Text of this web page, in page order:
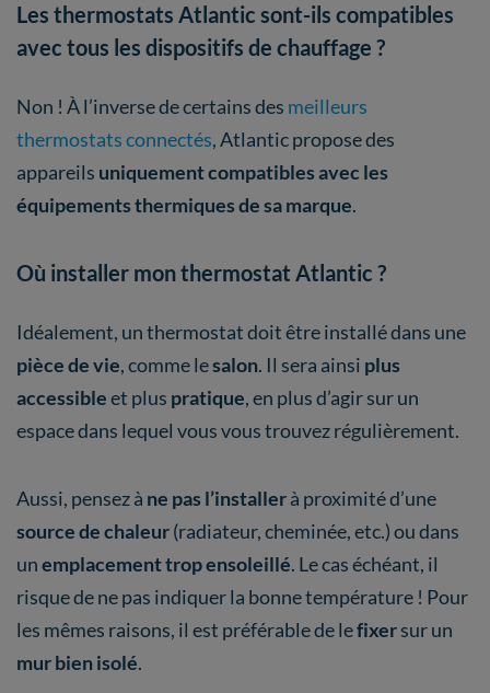
Les thermostats Atlantic sont-ils compatibles
avec tous les dispositifs de chauffage ?
Non ! À l’inverse de certains des meilleurs
thermostats connectés, Atlantic propose des
appareils uniquement compatibles avec les
équipements thermiques de sa marque.
Où installer mon thermostat Atlantic ?
Idéalement, un thermostat doit être installé dans une
pièce de vie, comme lesalon. Il sera ainsi plus
accessibleet plus pratique, en plus d’agir sur un
espace dans lequel vous vous trouvez régulièrement.
Aussi, pensez à ne pas l’installerà proximité d’une
source de chaleur(radiateur, cheminée, etc.) ou dans
unemplacement trop ensoleillé. Le cas échéant, il
risque de ne pas indiquer la bonne température ! Pour
les mêmes raisons, il est préférable de lefixersur un
mur bien isolé.